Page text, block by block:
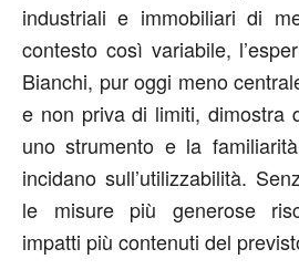
industriali e immobiliari di
contesto così variabile,
Bianchi, pur oggi meno
e non priva di limiti, dimostra
uno strumento e la
incidano sull’utilizzabilità.
le misure più generose
impatti più contenuti del